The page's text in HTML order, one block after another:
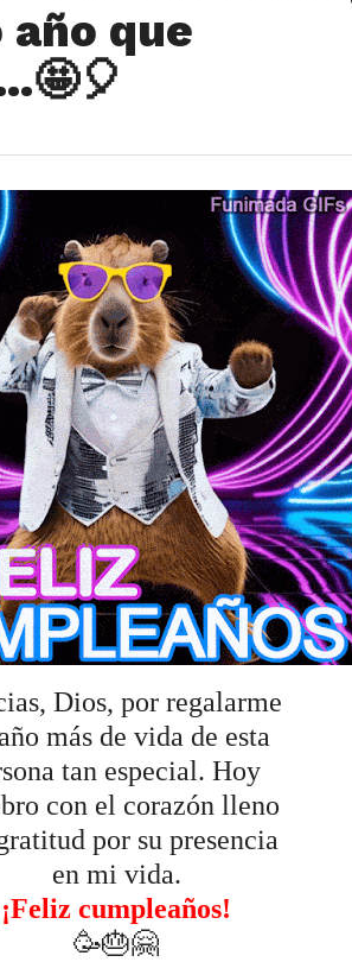
que
Dios, por regalarme
más de vida de esta
tan especial. Hoy
con el corazón lleno
por su presencia
en mi vida.
¡Feliz cumpleaños!
🥳🎂🤗